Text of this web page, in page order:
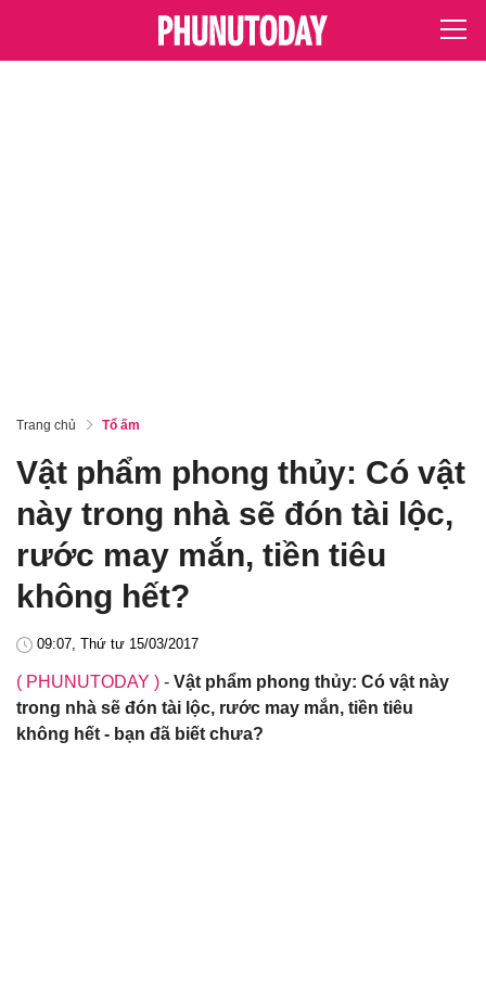
Trang chủ Tổ ấm
Vật phẩm phong thủy: Có vật
này trong nhà sẽ đón tài lộc,
rước may mắn, tiền tiêu
không hết?
09:07, Thứ tư 15/03/2017
( PHUNUTODAY ) - Vật phẩm phong thủy: Có vật này
trong nhà sẽ đón tài lộc, rước may mắn, tiền tiêu
không hết - bạn đã biết chưa?